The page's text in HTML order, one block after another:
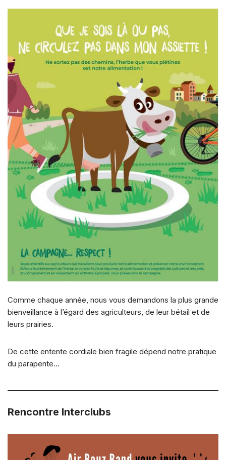
Comme chaque année, nous vous demandons la plus grande
bienveillance à l’égard des agriculteurs, de leur bétail et de
leurs prairies.
De cette entente cordiale bien fragile dépend notre pratique
du parapente…
Rencontre Interclubs